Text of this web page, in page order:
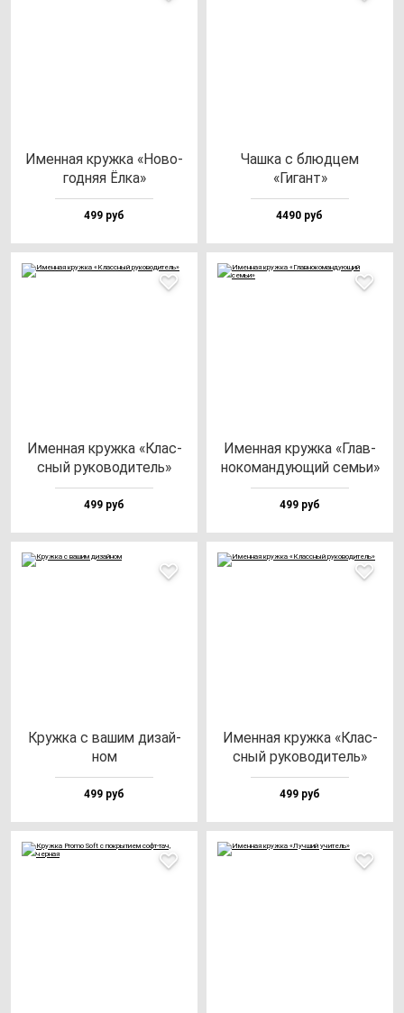
Имен­ная круж­ка «Ново­
год­няя Ёлка»
499 руб
Чаш­ка с блюд­цем
«Гигант»
4490 руб
Имен­ная круж­ка «Клас­
сный ру­ко­во­ди­тель»
499 руб
Имен­ная круж­ка «Глав­
но­ко­ман­ду­ющий семьи»
499 руб
Круж­ка с ва­шим ди­зай­
ном
499 руб
Имен­ная круж­ка «Клас­
сный ру­ко­во­ди­тель»
499 руб